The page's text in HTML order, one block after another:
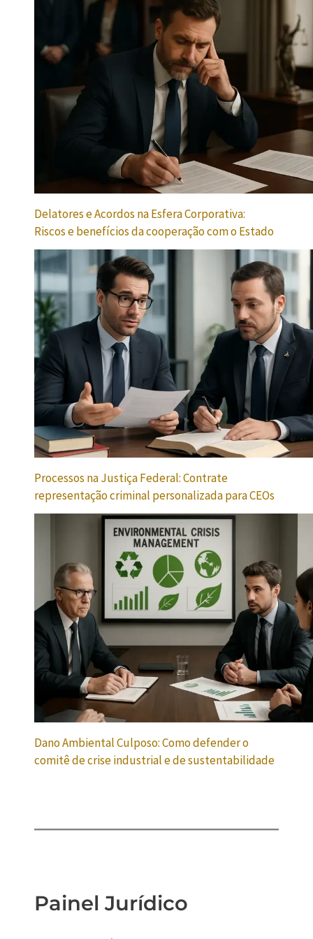
Delatores e Acordos na Esfera Corporativa:
Riscos e benefícios da cooperação com o Estado
Processos na Justiça Federal: Contrate
representação criminal personalizada para CEOs
Dano Ambiental Culposo: Como defender o
comitê de crise industrial e de sustentabilidade
Painel Jurídico